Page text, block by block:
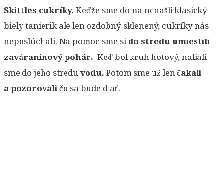
Skittles cukríky. Keďže sme doma nenašli klasický
biely tanierik ale len ozdobný sklenený, cukríky nás
neposlúchali. Na pomoc sme si do stredu umiestili
zaváraninový pohár. Keď bol kruh hotový, naliali
sme do jeho stredu vodu. Potom sme už len čakali
a pozorovali čo sa bude diať.